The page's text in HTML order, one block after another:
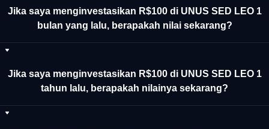
Jika saya menginvestasikan R$100 di UNUS SED LEO 1
bulan yang lalu, berapakah nilai sekarang?
Jika saya menginvestasikan R$100 di UNUS SED LEO 1
tahun lalu, berapakah nilainya sekarang?